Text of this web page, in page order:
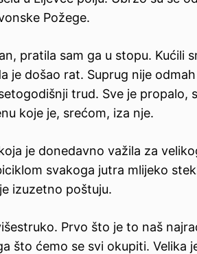
Požege.
pratila sam ga u stopu. Kućili
je došao rat. Suprug nije
trud. Sve je propalo,
koje je, srećom, iza nje.
je donedavno važila za
svakoga jutra mlijeko
izuzetno poštuju.
Prvo što je to naš
što ćemo se svi okupiti. Velika